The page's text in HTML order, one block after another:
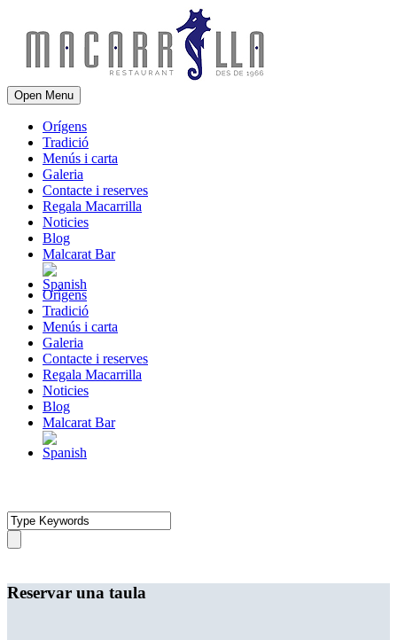
Open Menu
Orígens
Tradició
Menús i carta
Galeria
Contacte i reserves
Regala Macarrilla
Noticies
Blog
Malcarat Bar
Orígens
Tradició
Menús i carta
Galeria
Contacte i reserves
Regala Macarrilla
Noticies
Blog
Malcarat Bar
Reservar una taula